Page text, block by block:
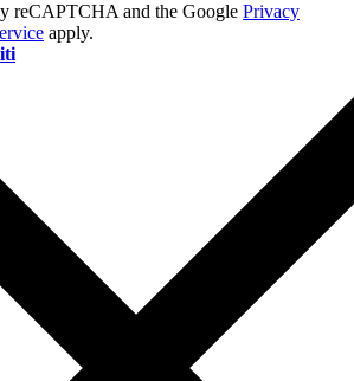
reCAPTCHA and the Google Privacy
apply.